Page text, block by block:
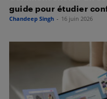
guide pour étudier
Chandeep Singh - 16 juin 2026